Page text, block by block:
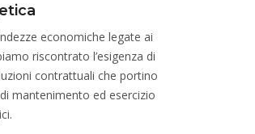
economiche legate ai
riscontrato l’esigenza di
contrattuali che portino
mantenimento ed esercizio